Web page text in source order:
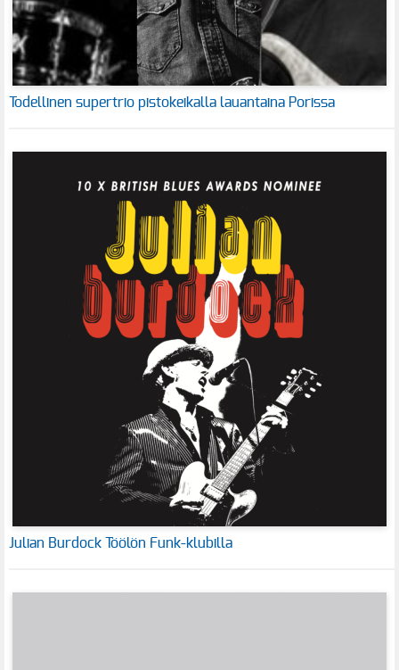
Todellinen supertrio pistokeikalla lauantaina Porissa
Julian Burdock Töölön Funk-klubilla